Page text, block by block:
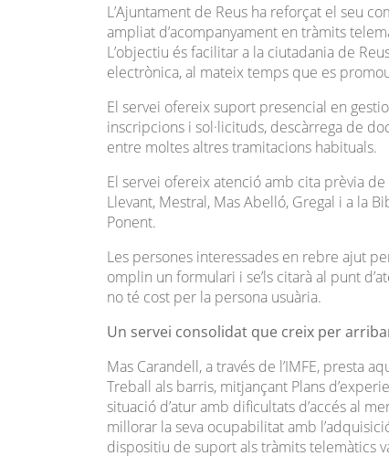
L’Ajuntament de Reus ha reforçat el seu
ampliat d’acompanyament en tràmits
L’objectiu és facilitar a la ciutadania de
electrònica, al mateix temps que es
El servei ofereix suport presencial en
inscripcions i sol·licituds, descàrrega de
entre moltes altres tramitacions habituals.
El servei ofereix atenció amb cita prèvia
Llevant, Mestral, Mas Abelló, Gregal i a la
Ponent.
Les persones interessades en rebre ajut
omplin un formulari i se’ls citarà al punt
no té cost per la persona usuària.
Un servei consolidat que creix per
Mas Carandell, a través de l’IMFE, presta
Treball als barris, mitjançant Plans
situació d’atur amb dificultats d’accés al
millorar la seva ocupabilitat amb
dispositiu de suport als tràmits telemàtics